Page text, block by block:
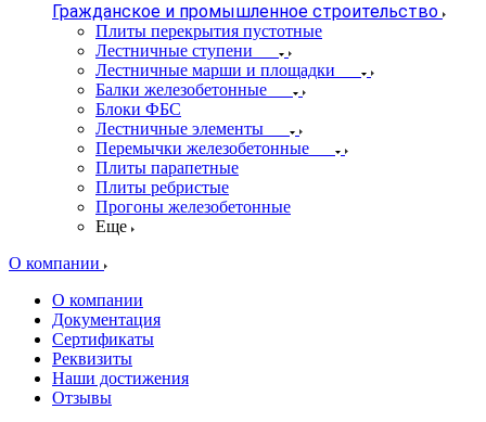
Гражданское и промышленное строительство
Плиты перекрытия пустотные
Лестничные ступени
Лестничные марши и площадки
Балки железобетонные
Блоки ФБС
Лестничные элементы
Перемычки железобетонные
Плиты парапетные
Плиты ребристые
Прогоны железобетонные
Еще
О компании
О компании
Документация
Сертификаты
Реквизиты
Наши достижения
Отзывы